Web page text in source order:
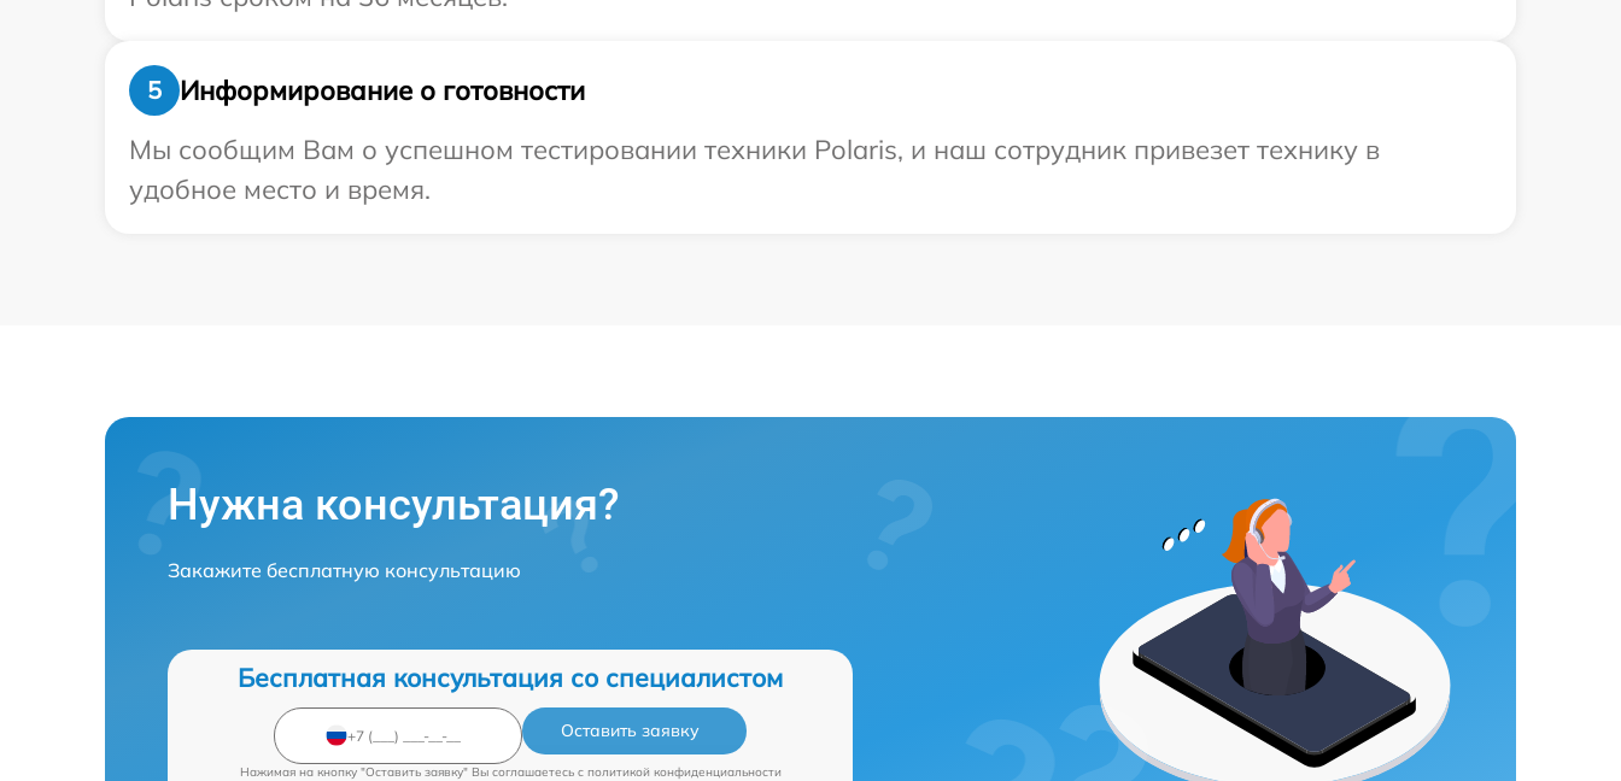
5
Информирование о готовности
Мы сообщим Вам о успешном тестировании техники Polaris, и наш сотрудник привезет технику в
удобное место и время.
Нужна консультация?
Закажите бесплатную консультацию
Бесплатная консультация со специалистом
Оставить заявку
Нажимая на кнопку "Оставить заявку" Вы соглашаетесь c политикой конфиденциальности